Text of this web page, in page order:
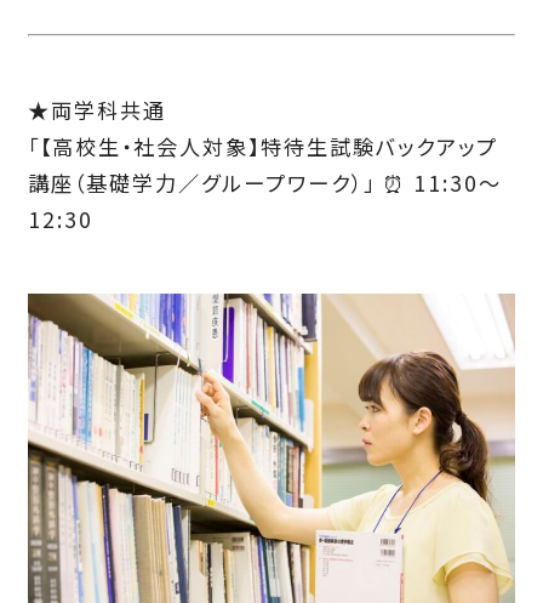
★両学科共通
「【高校生・社会人対象】特待生試験バックアップ
講座（基礎学力／グループワーク）」 ⏰ 11:30～
12:30